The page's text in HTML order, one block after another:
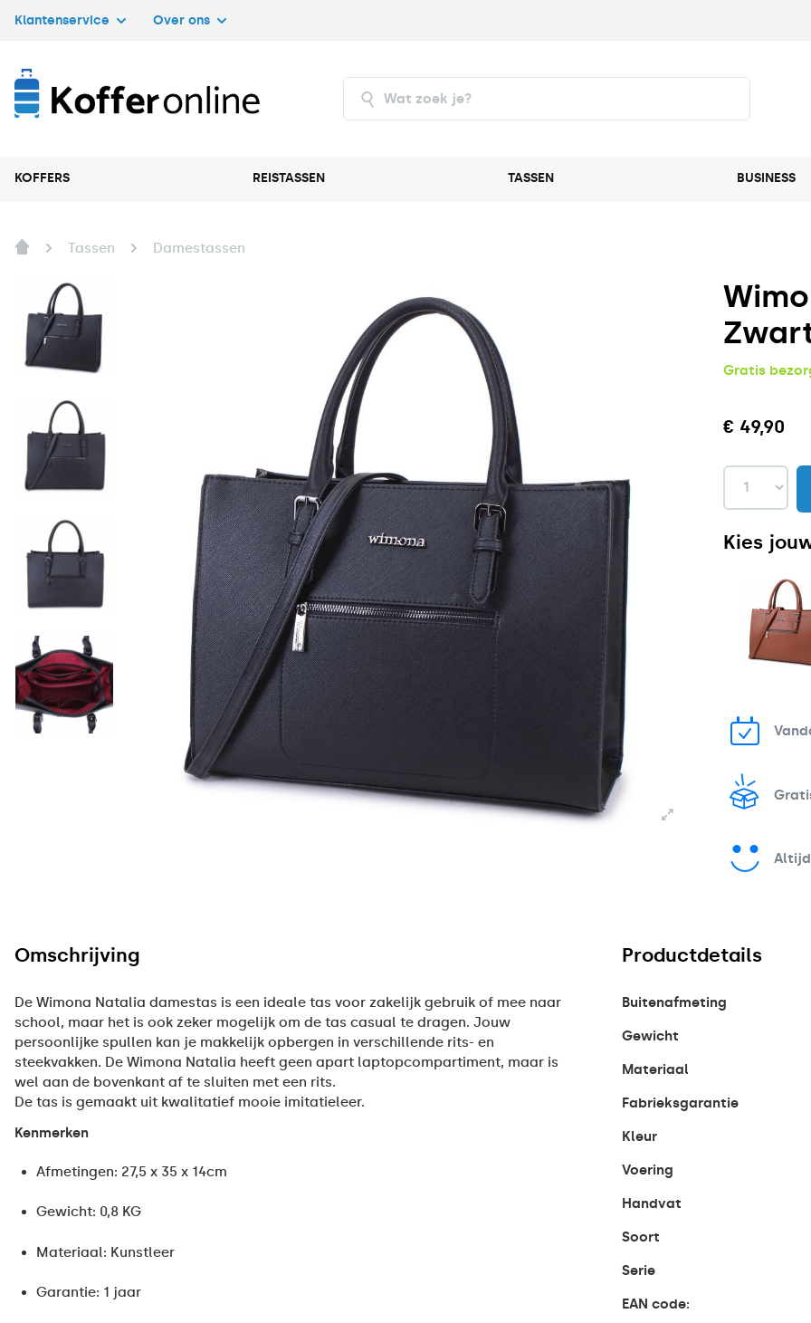
Klantenservice Over ons
KOFFERS REISTASSEN TASSEN BUSINESS
Tassen Damestassen
Gratis
€ 49,90
Kies
Omschrijving
De Wimona Natalia damestas is een ideale tas voor zakelijk gebruik of mee naar
school, maar het is ook zeker mogelijk om de tas casual te dragen. Jouw
persoonlijke spullen kan je makkelijk opbergen in verschillende rits- en
steekvakken. De Wimona Natalia heeft geen apart laptopcompartiment, maar is
wel aan de bovenkant af te sluiten met een rits.
De tas is gemaakt uit kwalitatief mooie imitatieleer.
Kenmerken
Afmetingen: 27,5 x 35 x 14cm
Gewicht: 0,8 KG
Materiaal: Kunstleer
Garantie: 1 jaar
Productdetails
Buitenafmeting
Gewicht
Materiaal
Fabrieksgarantie
Kleur
Voering
Handvat
Soort
Serie
EAN code: